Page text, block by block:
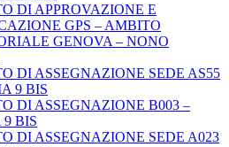
DI APPROVAZIONE E
GPS – AMBITO
GENOVA – NONO
DI ASSEGNAZIONE SEDE AS55
9 BIS
DI ASSEGNAZIONE B003 –
BIS
DI ASSEGNAZIONE SEDE A023